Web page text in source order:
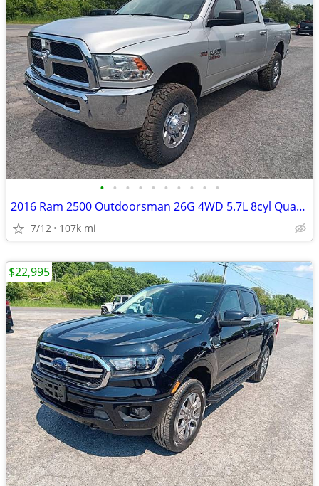
• • • • • • • • • •
2016 Ram 2500 Outdoorsman 26G 4WD 5.7L 8cyl Quad Cab 4 door Heavy Duty
7/12 107k mi
$22,995